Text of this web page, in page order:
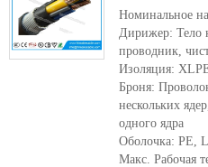
Номинальное
Дирижер: Тело
проводник,
Изоляция:
Броня:
нескольких
одного ядра
Оболочка: PE,
Макс. Рабочая